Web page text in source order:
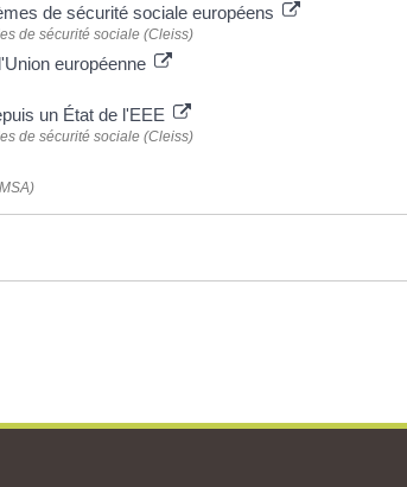
de sécurité sociale européens
de sécurité sociale (Cleiss)
européenne
un État de l'EEE
de sécurité sociale (Cleiss)